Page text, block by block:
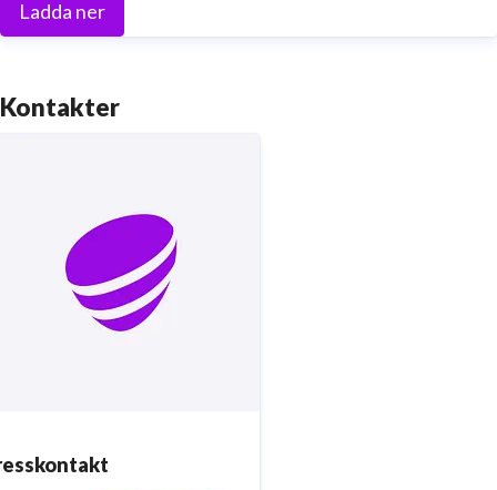
Ladda ner
Kontakter